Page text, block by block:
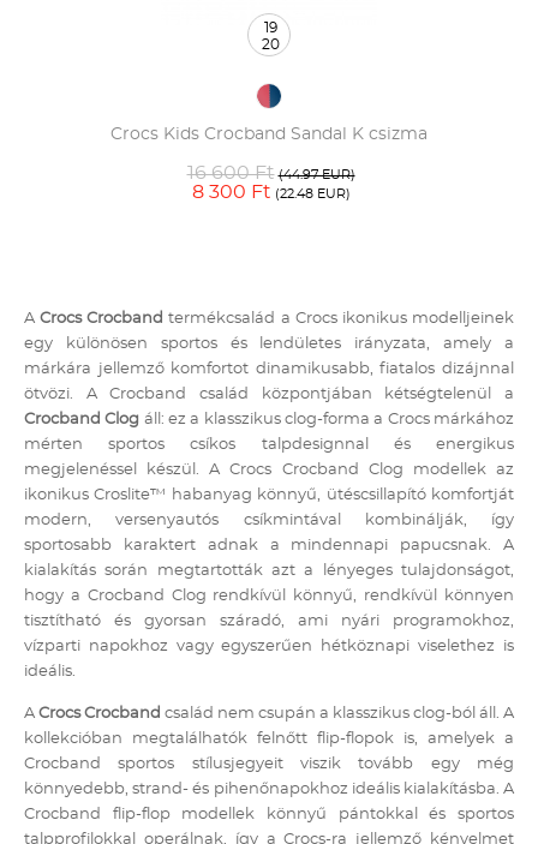
Crocs Kids Crocband Sandal K csizma
16 600 Ft (44.97 EUR)
8 300 Ft (22.48 EUR)
19
20
ACrocs Crocband termékcsalád a Crocs ikonikus modelljeinek
egy különösen sportos és lendületes irányzata, amely a
márkára jellemző komfortot dinamikusabb, fiatalos dizájnnal
ötvözi. A Crocband család központjában kétségtelenül a
Crocband Clog áll: ez a klasszikus clog-forma a Crocs márkához
mérten sportos csíkos talpdesignnal és energikus
megjelenéssel készül. A Crocs Crocband Clog modellek az
ikonikus Croslite™ habanyag könnyű, ütéscsillapító komfortját
modern, versenyautós csíkmintával kombinálják, így
sportosabb karaktert adnak a mindennapi papucsnak. A
kialakítás során megtartották azt a lényeges tulajdonságot,
hogy a Crocband Clog rendkívül könnyű, rendkívül könnyen
tisztítható és gyorsan száradó, ami nyári programokhoz,
vízparti napokhoz vagy egyszerűen hétköznapi viselethez is
ideális.
A Crocs Crocband család nem csupán a klasszikus clog-ból áll. A
kollekcióban megtalálhatók felnőtt flip-flopok is, amelyek a
Crocband sportos stílusjegyeit viszik tovább egy még
könnyedebb, strand- és pihenőnapokhoz ideális kialakításba. A
Crocband flip-flop modellek könnyű pántokkal és sportos
talpprofilokkal operálnak, így a Crocs-ra jellemző kényelmet